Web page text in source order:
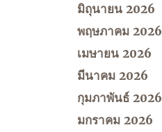
มิถุนายน 2026
พฤษภาคม 2026
เมษายน 2026
มีนาคม 2026
กุมภาพันธ์ 2026
มกราคม 2026